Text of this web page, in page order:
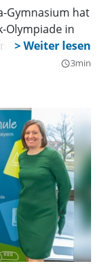
Gymnasium hat
Olympiade in
query_builder3min